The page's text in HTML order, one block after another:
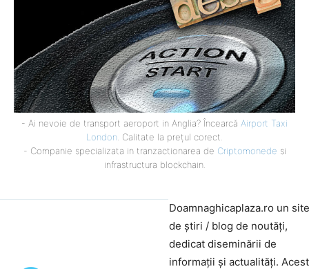
- Ai nevoie de transport aeroport in Anglia? Încearcă Airport Taxi
London . Calitate la prețul corect.
- Companie specializata in tranzactionarea de Criptomonede si
infrastructura blockchain.
Doamnaghicaplaza.ro un site
de știri / blog de noutăți,
dedicat diseminării de
informații și actualități.